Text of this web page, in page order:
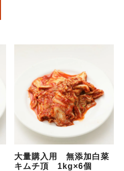
大量購入用 無添加白菜
キムチ頂 1kg×6個